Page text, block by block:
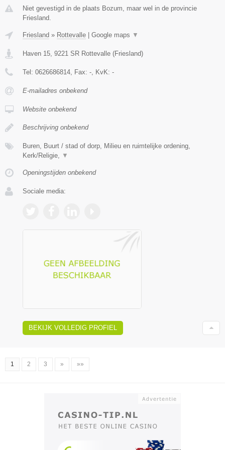
Niet gevestigd in de plaats Bozum, maar wel in de provincie
Friesland.
Friesland » Rottevalle Google maps ▼
Haven 15 9221 SR Rottevalle (Friesland)
Tel: 0626686814 , Fax: - , KvK: -
E-mailadres onbekend
Website onbekend
Beschrijving onbekend
Buren, Buurt / stad of dorp, Milieu en ruimtelijke ordening,
Kerk/Religie,
▼
Openingstijden onbekend
Sociale media:
BEKIJK VOLLEDIG PROFIEL
1 2 3 » »»